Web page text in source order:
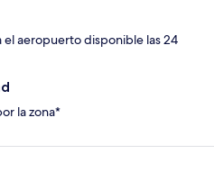
el aeropuerto disponible las 24
la zona*